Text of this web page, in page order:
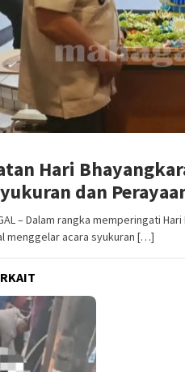
Hari
dan
– Dalam rangka memperingati
menggelar acara syukuran […]